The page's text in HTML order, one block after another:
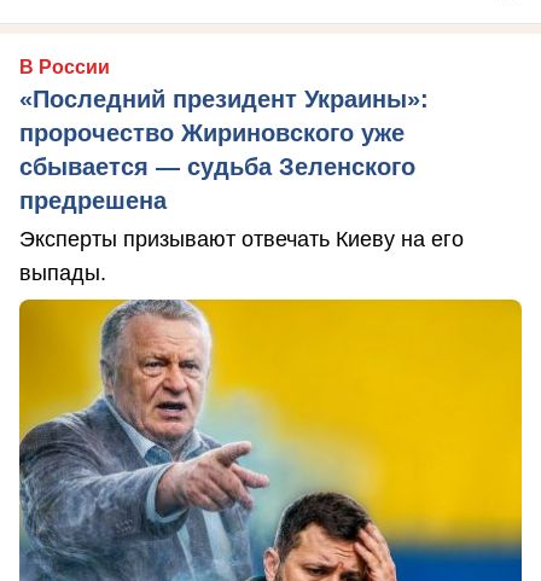
В России
«Последний президент Украины»:
пророчество Жириновского уже
сбывается — судьба Зеленского
предрешена
Эксперты призывают отвечать Киеву на его
выпады.